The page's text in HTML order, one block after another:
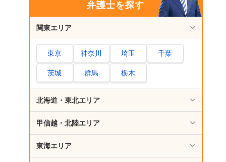
2.借金減額制度を利用すると、財産を全て失
ますか？
4.借金減額制度を利用すると選挙権がなくな
るって本当ですか？
さいごに｜借金減額を考えるなら弁護士へ相談
弁護士を探す
関東エリア
東京 神奈川 埼玉 千葉
茨城 群馬 栃木
北海道・東北エリア
甲信越・北陸エリア
東海エリア